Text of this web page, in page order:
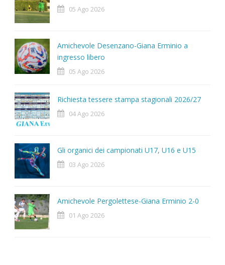
05 Ago 2026
Amichevole Desenzano-Giana Erminio a
ingresso libero
05 Ago 2026
Richiesta tessere stampa stagionali 2026/27
04 Ago 2026
Gli organici dei campionati U17, U16 e U15
03 Ago 2026
Amichevole Pergolettese-Giana Erminio 2-0
01 Ago 2026